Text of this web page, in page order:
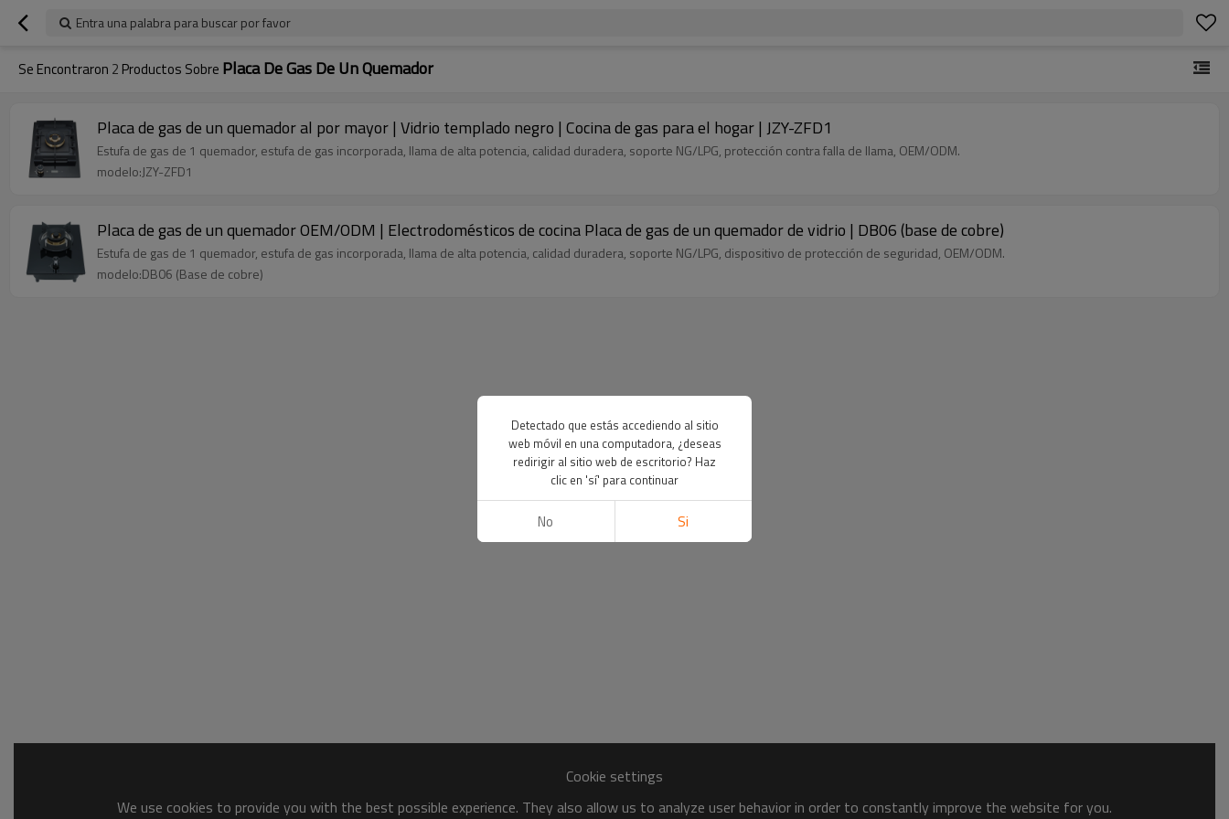
Entra una palabra para buscar por favor
Se Encontraron 2 Productos Sobre Placa De Gas De Un Quemador
Placa de gas de un quemador al por mayor | Vidrio templado negro | Cocina de gas para el hogar | JZY-ZFD1
Estufa de gas de 1 quemador, estufa de gas incorporada, llama de alta potencia, calidad duradera, soporte NG/LPG, protección contra falla de llama, OEM/ODM.
modelo:JZY-ZFD1
Placa de gas de un quemador OEM/ODM | Electrodomésticos de cocina Placa de gas de un quemador de vidrio | DB06 (base de cobre)
Estufa de gas de 1 quemador, estufa de gas incorporada, llama de alta potencia, calidad duradera, soporte NG/LPG, dispositivo de protección de seguridad, OEM/ODM.
modelo:DB06 (Base de cobre)
Cookie settings
We use cookies to provide you with the best possible experience. They also allow us to analyze user behavior in order to constantly improve the website for you.
Detectado que estás accediendo al sitio
web móvil en una computadora, ¿deseas
redirigir al sitio web de escritorio? Haz
clic en 'sí' para continuar
No Si